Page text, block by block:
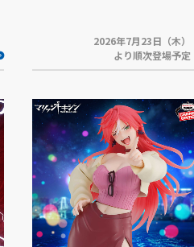
2026年7月23日（木）
より順次登場予定